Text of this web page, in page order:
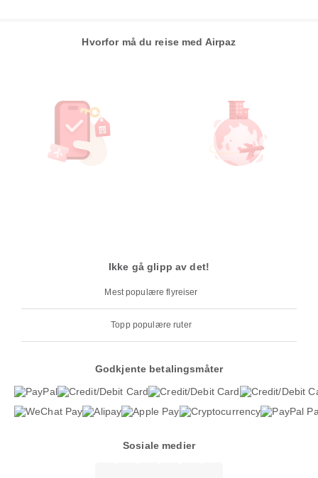
Hvorfor må du reise med Airpaz
Ikke gå glipp av det!
Mest populære flyreiser
Topp populære ruter
Godkjente betalingsmåter
Sosiale medier